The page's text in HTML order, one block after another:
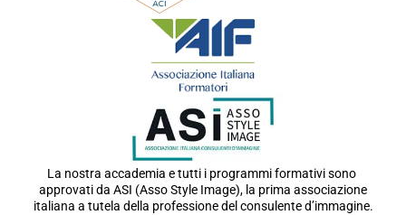
La nostra accademia e tutti i programmi formativi sono
approvati da ASI (Asso Style Image), la prima associazione
italiana a tutela della professione del consulente d’immagine.